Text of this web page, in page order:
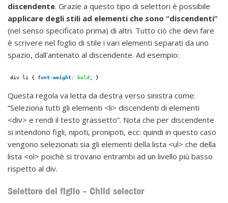
discendente. Grazie a questo tipo di selettori è possibile
applicare degli stili ad elementi che sono “discendenti”
(nel senso specificato prima) di altri. Tutto ciò che devi fare
è scrivere nel foglio di stile i vari elementi separati da uno
spazio, dall’antenato al discendente. Ad esempio:
div li { font-weight: bold ; }
Questa regola va letta da destra verso sinistra come:
“Seleziona tutti gli elementi <li> discendenti di elementi
<div> e rendi il testo grassetto”. Nota che per discendente
si intendono figli, nipoti, pronipoti, ecc: quindi in questo caso
vengono selezionati sia gli elementi della lista <ul> che della
lista <ol> poichè si trovano entrambi ad un livello più basso
rispetto al div.
Selettore del figlio – Child selector